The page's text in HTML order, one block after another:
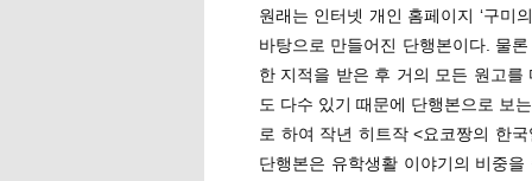
원래는 인터넷 개인 홈페이지 ‘구미
바탕으로 만들어진 단행본이다. 물
한 지적을 받은 후 거의 모든 원고를
도 다수 있기 때문에 단행본으로 보
로 하여 작년 히트작 <요코짱의 한
단행본은 유학생활 이야기의 비중